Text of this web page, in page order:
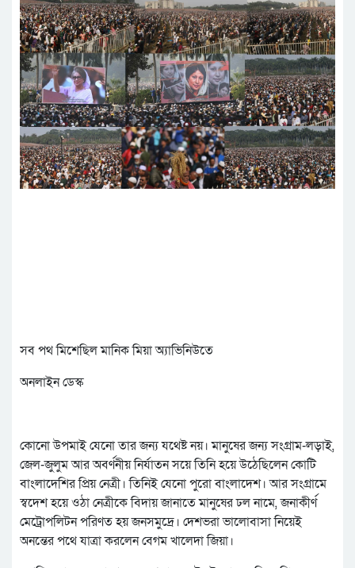
সব পথ মিশেছিল মানিক মিয়া অ্যাভিনিউতে
অনলাইন ডেস্ক
কোনো উপমাই যেনো তার জন্য যথেষ্ট নয়। মানুষের জন্য সংগ্রাম-লড়াই,
জেল-জুলুম আর অবর্ণনীয় নির্যাতন সয়ে তিনি হয়ে উঠেছিলেন কোটি
বাংলাদেশির প্রিয় নেত্রী। তিনিই যেনো পুরো বাংলাদেশ। আর সংগ্রামে
স্বদেশ হয়ে ওঠা নেত্রীকে বিদায় জানাতে মানুষের ঢল নামে, জনাকীর্ণ
মেট্রোপলিটন পরিণত হয় জনসমুদ্রে। দেশভরা ভালোবাসা নিয়েই
অনন্তের পথে যাত্রা করলেন বেগম খালেদা জিয়া।